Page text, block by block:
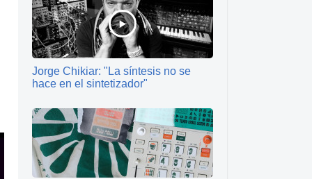
Jorge Chikiar: "La síntesis no se
hace en el sintetizador"